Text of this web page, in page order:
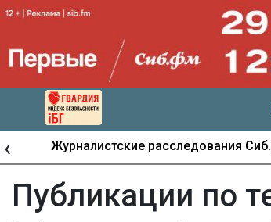
Журналистские расследования
‹
Публикации по